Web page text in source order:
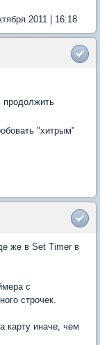
2011 | 16:18
продолжить
"хитрым"
же в Set Timer в
с
строчек.
карту иначе, чем